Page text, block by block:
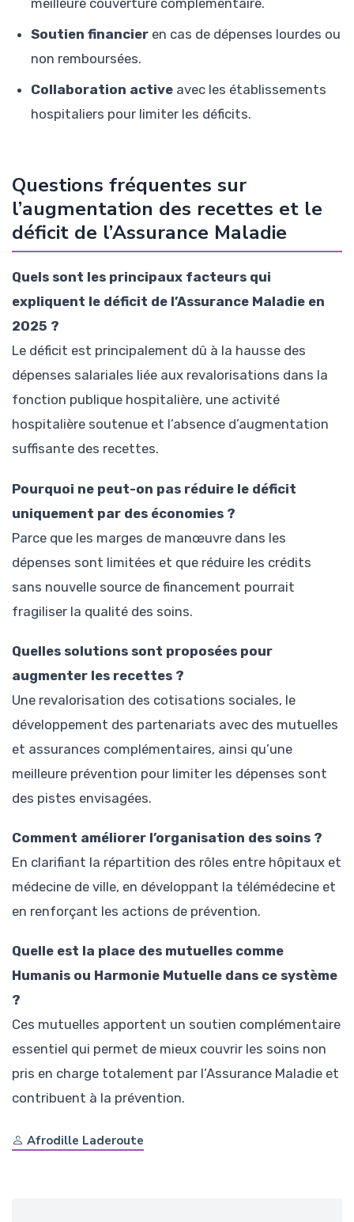
meilleure couverture complémentaire.
Soutien financier en cas de dépenses lourdes ou
non remboursées.
Collaboration active avec les établissements
hospitaliers pour limiter les déficits.
Questions fréquentes sur
l’augmentation des recettes et le
déficit de l’Assurance Maladie
Quels sont les principaux facteurs qui
expliquent le déficit de l’Assurance Maladie en
2025 ?
Le déficit est principalement dû à la hausse des
dépenses salariales liée aux revalorisations dans la
fonction publique hospitalière, une activité
hospitalière soutenue et l’absence d’augmentation
suffisante des recettes.
Pourquoi ne peut-on pas réduire le déficit
uniquement par des économies ?
Parce que les marges de manœuvre dans les
dépenses sont limitées et que réduire les crédits
sans nouvelle source de financement pourrait
fragiliser la qualité des soins.
Quelles solutions sont proposées pour
augmenter les recettes ?
Une revalorisation des cotisations sociales, le
développement des partenariats avec des mutuelles
et assurances complémentaires, ainsi qu’une
meilleure prévention pour limiter les dépenses sont
des pistes envisagées.
Comment améliorer l’organisation des soins ?
En clarifiant la répartition des rôles entre hôpitaux et
médecine de ville, en développant la télémédecine et
en renforçant les actions de prévention.
Quelle est la place des mutuelles comme
Humanis ou Harmonie Mutuelle dans ce système
?
Ces mutuelles apportent un soutien complémentaire
essentiel qui permet de mieux couvrir les soins non
pris en charge totalement par l’Assurance Maladie et
contribuent à la prévention.
Afrodille Laderoute